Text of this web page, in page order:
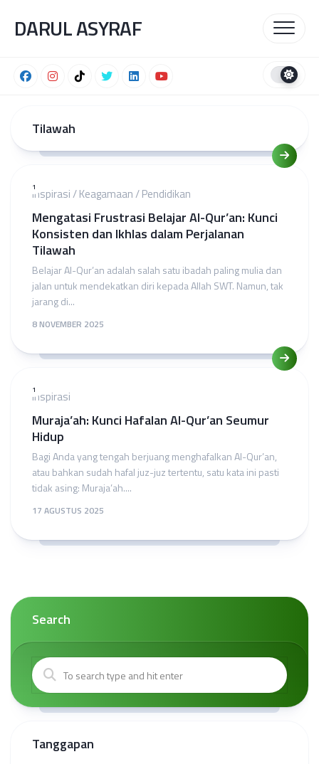
content
DARUL ASYRAF
Tilawah
1Inspirasi/Keagamaan/Pendidikan
Mengatasi Frustrasi Belajar Al-Qur’an: Kunci
Konsisten dan Ikhlas dalam Perjalanan
Tilawah
Belajar Al-Qur’an adalah salah satu ibadah paling mulia dan
jalan untuk mendekatkan diri kepada Allah SWT. Namun, tak
jarang di...
8 NOVEMBER 2025
1Inspirasi
Muraja’ah: Kunci Hafalan Al-Qur’an Seumur
Hidup
Bagi Anda yang tengah berjuang menghafalkan Al-Qur’an,
atau bahkan sudah hafal juz-juz tertentu, satu kata ini pasti
tidak asing: Muraja’ah....
17 AGUSTUS 2025
Search
Tanggapan